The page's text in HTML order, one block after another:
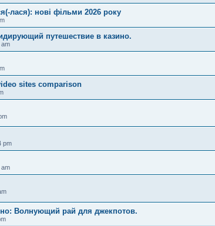
лася): нові фільми 2026 року
путешествие в казино.
am
sites comparison
pm
am
Волнующий рай для джекпотов.